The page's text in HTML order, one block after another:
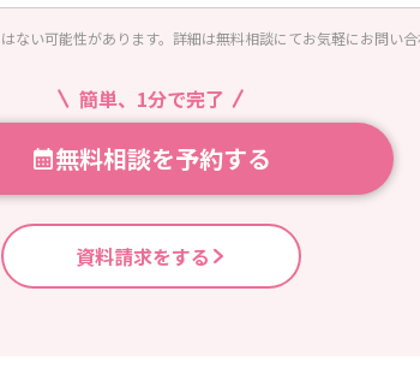
ない可能性があります。詳細は無料相談にてお気軽にお問い合
簡単、1分で完了
無料相談を予約する
資料請求をする